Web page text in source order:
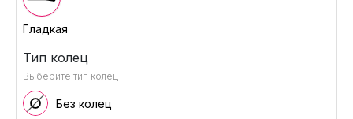
Гладкая
Тип колец
Выберите тип колец
Без колец